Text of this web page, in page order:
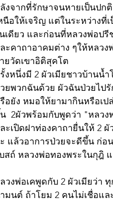
งจากที่รักษาจนหายเป็นปก
นือให้เจริญ แต่ในระหว่างที่
เดียว และก่อนที่หลวงพ่อป
ะคาถาอาคมต่าง ๆให้หลว
ยวัดเขาอิติสุคโต
งหนึ่งมี 2 ผัวเมียชาวบ้านน้
ยพวกฉันด้วย ผัวฉันป่วยไป
อยัง หมอให้ยามากินหรือเป
2ผัวพร้อมกับพูดว่า "หลว
ะเปิดฝาท่องคาถายื่นให้ 2
แล้วอาการป่วยจะดีขึ้น ก่อ
สถ์ หลวงพ่อทองพระในกุฎิ
วงพ่อเคพูดกับ 2 ผัวเมียว่า
มนต์ ถ้าโยม 2 คนไม่เชื่อแ